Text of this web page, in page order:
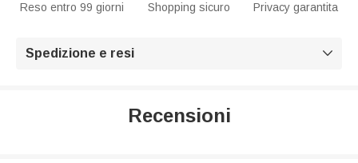
Reso entro 99 giorni Shopping sicuro Privacy garantita
Spedizione e resi 
Recensioni